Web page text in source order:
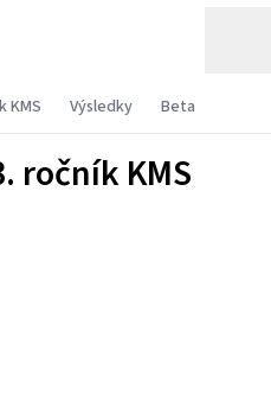
KMS Výsledky Beta
ročník KMS